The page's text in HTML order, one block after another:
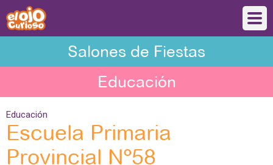
Salones de Fiestas
Educación
Educación
Escuela Primaria
Provincial Nº58